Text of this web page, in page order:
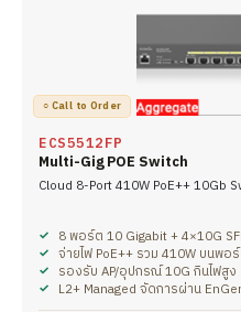
○ Call to Order
ECS5512FP
Multi-Gig POE Switch
Cloud 8-Port
8 พอร์ต 10 Gigabit + 4×10G
จ่ายไฟ PoE++ รวม 410W บนพอ
รองรับ AP/อุปกรณ์ 10G กินไฟสูง
L2+ Managed จัดการผ่าน